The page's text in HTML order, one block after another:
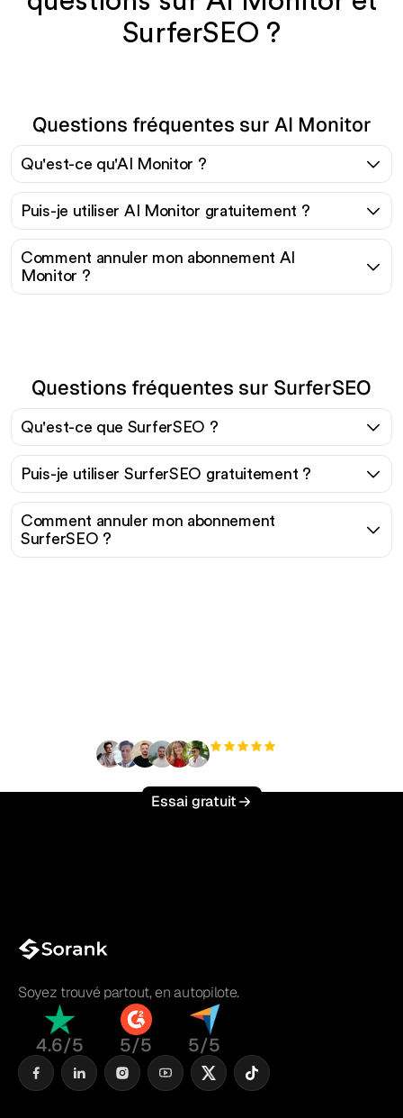
SurferSEO ?
Questions fréquentes sur AI Monitor
Qu'est-ce qu'AI Monitor ?
Puis-je utiliser AI Monitor gratuitement ?
Comment annuler mon abonnement AI
Monitor ?
Questions fréquentes sur SurferSEO
Qu'est-ce que SurferSEO ?
Puis-je utiliser SurferSEO gratuitement ?
Comment annuler mon abonnement
SurferSEO ?
Essai gratuit
Soyez trouvé partout, en autopilote.
4.6/5 5/5 5/5